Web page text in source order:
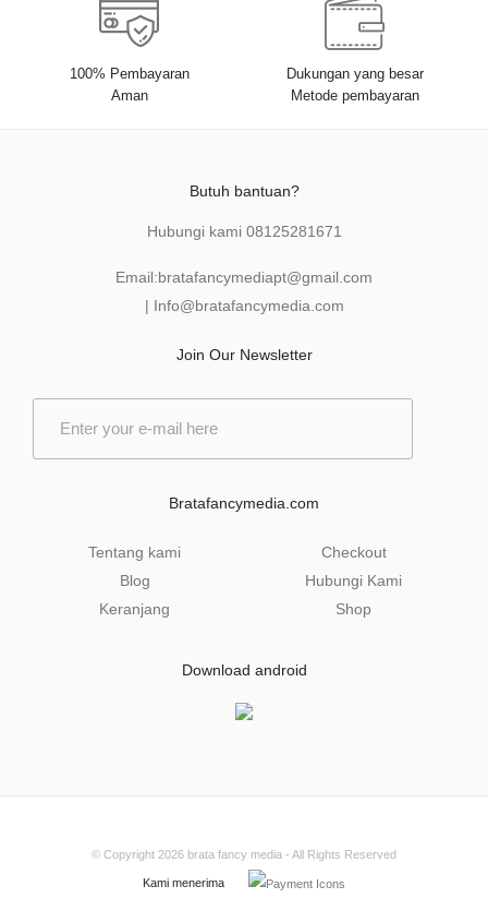
100% Pembayaran
Aman
Dukungan yang besar
Metode pembayaran
Butuh bantuan?
Hubungi kami 08125281671
Email:bratafancymediapt@gmail.com
| Info@bratafancymedia .com
Join Our Newsletter
Bratafancymedia.com
Tentang kami
Blog
Keranjang
Checkout
Hubungi Kami
Shop
Download android
Kami menerima
© Copyright 2026 brata fancy media - All Rights Reserved